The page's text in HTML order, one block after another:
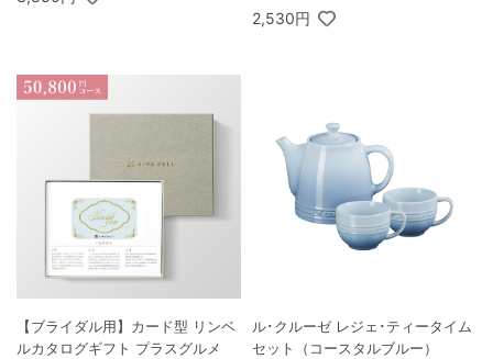
2,530円
【ブライダル用】カード型 リンベ
ルカタログギフト プラスグルメ
ル･クルーゼ レジェ･ティータイム
セット（コースタルブルー）